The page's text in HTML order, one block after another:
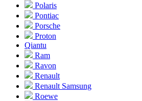
Polaris
Pontiac
Porsche
Proton
Qiantu
Ram
Ravon
Renault
Renault Samsung
Roewe